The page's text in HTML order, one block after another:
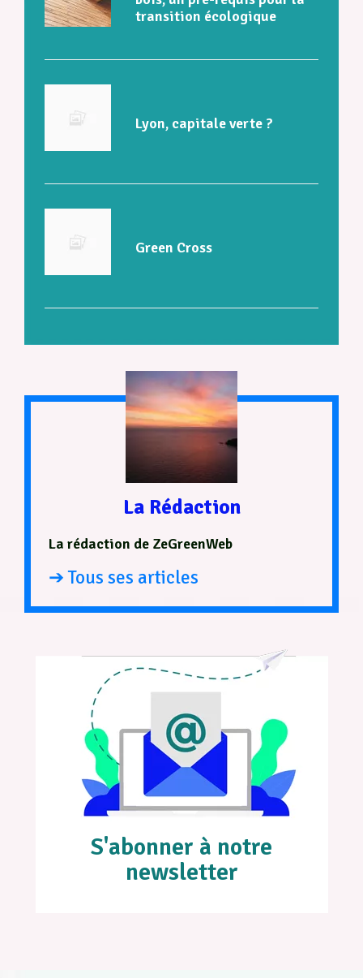
transition écologique
Lyon, capitale verte ?
Green Cross
La Rédaction
La rédaction de ZeGreenWeb
➔ Tous ses articles
S'abonner à notre
newsletter